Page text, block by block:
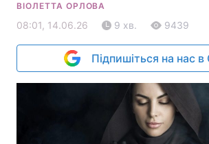
ВІОЛЕТТА ОРЛОВА
08:01, 14.06.26 9 хв. 9439
Підпишіться на нас в